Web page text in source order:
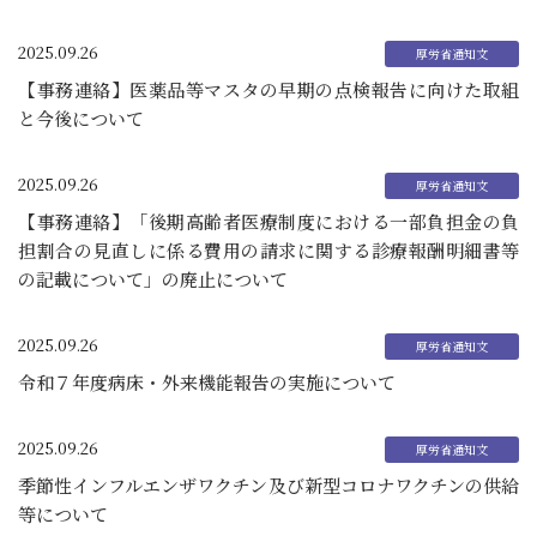
2025.09.26
【事務連絡】医薬品等マスタの早期の点検報告に向けた取組
と今後について
2025.09.26
【事務連絡】「後期高齢者医療制度における一部負担金の負
担割合の見直しに係る費用の請求に関する診療報酬明細書等
の記載について」の廃止について
2025.09.26
令和７年度病床・外来機能報告の実施について
2025.09.26
季節性インフルエンザワクチン及び新型コロナワクチンの供給
等について